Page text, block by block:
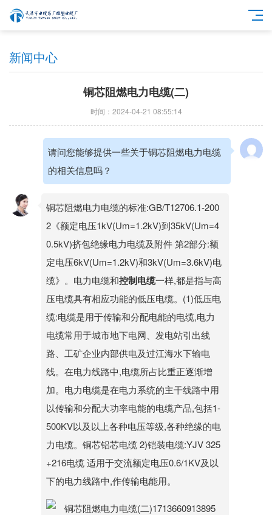
新闻中心
铜芯阻燃电力电缆(二)
时间：2024-04-21 08:55:14
请问您能够提供一些关于铜芯阻燃电力电缆
的相关信息吗？
铜芯阻燃电力电缆的标准:GB/T12706.1-200
2《额定电压1kV(Um=1.2kV)到35kV(Um=4
0.5kV)挤包绝缘电力电缆及附件 第2部分:额
定电压6kV(Um=1.2kV)和3kV(Um=3.6kV)电
缆》。电力电缆和控制电缆一样,都是指与高
压电缆具有相应功能的低压电缆。(1)低压电
缆:电缆是用于传输和分配电能的电缆,电力
电缆常用于城市地下电网、发电站引出线
路、工矿企业内部供电及过江海水下输电
线。在电力线路中,电缆所占比重正逐渐增
加。电力电缆是在电力系统的主干线路中用
以传输和分配大功率电能的电缆产品,包括1-
500KV以及以上各种电压等级,各种绝缘的电
力电缆。铜芯铝芯电缆 2)铠装电缆:YJV 325
+216电缆 适用于交流额定电压0.6/1KV及以
下的电力线路中,作传输电能用。